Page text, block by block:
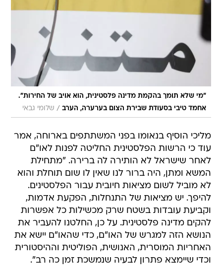
"מי שלא תומך בהקמת מדינה פלסטינית, הוא אויב של החירות".
אחמד טיבי בסעודת שבירת הצום בערערה, הערב / שלומי גבאי
מליכי הוסיף בנאומו בפני המשתתפים בארוחה, אמר
עוד כי הרשות הפלסטינית החליטה לפנות לאו"ם
לאחר שישראל לא הותירה לה ברירה. "מתחילת
המשא ומתן, היה ברור לנו שאין לו שום תוחלת והוא
לא מוביל לשום מציאות חיובית עבור הפלסטינים.
להיפך. יש מציאות של התנחלות, הפקעת אדמות,
וקביעת עובדות בשטח שרק מכשילות כל אפשרות
להקים מדינה פלסטינית. על כן, החלטנו להעביר את
הנושא הזה למגרש של האו"ם, כדי שהאו"ם יישא את
האחריות המוסרית, האנושית, הפוליטית וההיסטורית
וכדי שיימצא פתרון לבעיה שנמשכת זמן כה רב".